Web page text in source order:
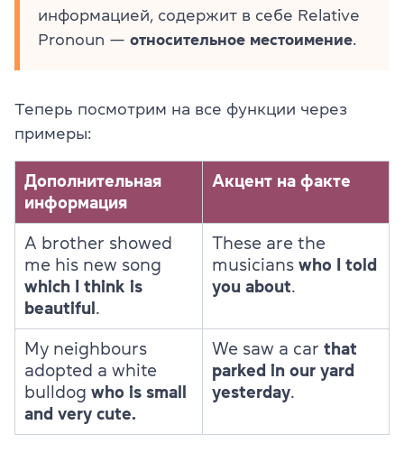
информацией, содержит в себе Relative
Pronoun — относительное местоимение
Теперь посмотрим на все функции через
примеры:
Дополнительная
информация
Акцент на факте
A brother showed
me his new song
which I think is
beautiful
These are the
musicians who I told
you about
My neighbours
adopted a white
bulldog who is small
and very cute.
We saw a car that
parked in our yard
yesterday